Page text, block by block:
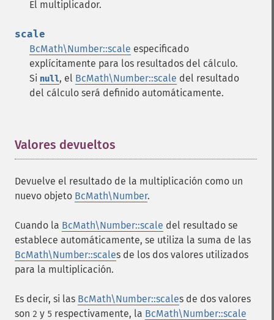
El multiplicador.
scale
BcMath\Number::scale especificado
explícitamente para los resultados del cálculo.
Si null, el BcMath\Number::scale del resultado
del cálculo será definido automáticamente.
Valores devueltos
Devuelve el resultado de la multiplicación como un
nuevo objeto BcMath\Number.
Cuando la BcMath\Number::scale del resultado se
establece automáticamente, se utiliza la suma de las
BcMath\Number::scales de los dos valores utilizados
para la multiplicación.
Es decir, si las BcMath\Number::scales de dos valores
son 2 y 5 respectivamente, la BcMath\Number::scale